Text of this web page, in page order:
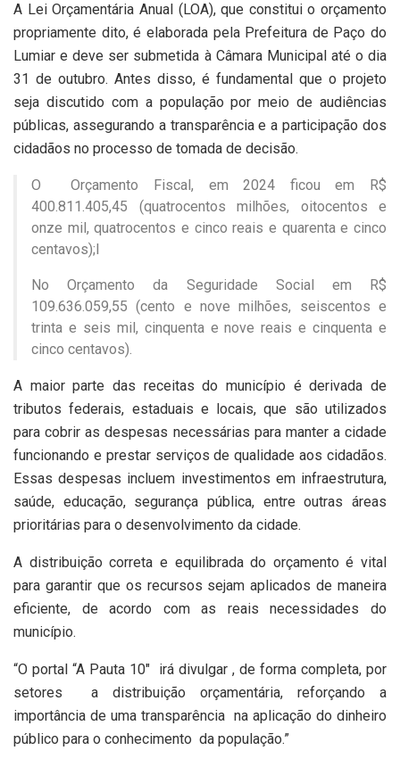
A Lei Orçamentária Anual (LOA), que constitui o orçamento
propriamente dito, é elaborada pela Prefeitura de Paço do
Lumiar e deve ser submetida à Câmara Municipal até o dia
31 de outubro. Antes disso, é fundamental que o projeto
seja discutido com a população por meio de audiências
públicas, assegurando a transparência e a participação dos
cidadãos no processo de tomada de decisão.
O Orçamento Fiscal, em 2024 ficou em R$
400.811.405,45 (quatrocentos milhões, oitocentos e
onze mil, quatrocentos e cinco reais e quarenta e cinco
centavos);I
No Orçamento da Seguridade Social em R$
109.636.059,55 (cento e nove milhões, seiscentos e
trinta e seis mil, cinquenta e nove reais e cinquenta e
cinco centavos).
A maior parte das receitas do município é derivada de
tributos federais, estaduais e locais, que são utilizados
para cobrir as despesas necessárias para manter a cidade
funcionando e prestar serviços de qualidade aos cidadãos.
Essas despesas incluem investimentos em infraestrutura,
saúde, educação, segurança pública, entre outras áreas
prioritárias para o desenvolvimento da cidade.
A distribuição correta e equilibrada do orçamento é vital
para garantir que os recursos sejam aplicados de maneira
eficiente, de acordo com as reais necessidades do
município.
“O portal “A Pauta 10″ irá divulgar , de forma completa, por
setores a distribuição orçamentária, reforçando a
importância de uma transparência na aplicação do dinheiro
público para o conhecimento da população.”